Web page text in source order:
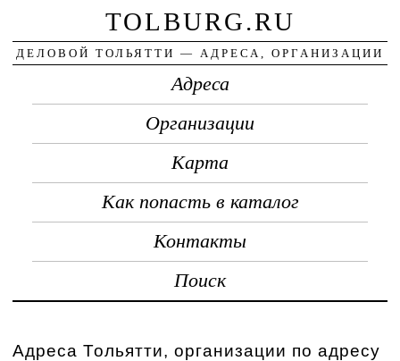
TOLBURG.RU
ДЕЛОВОЙ ТОЛЬЯТТИ — АДРЕСА, ОРГАНИЗАЦИИ
Адреса
Организации
Карта
Как попасть в каталог
Контакты
Поиск
Адреса Тольятти, организации по адресу